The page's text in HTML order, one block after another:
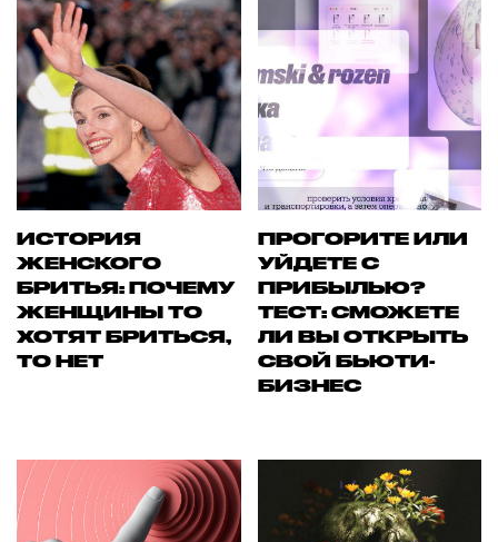
ИСТОРИЯ
ЖЕНСКОГО
БРИТЬЯ: ПОЧЕМУ
ЖЕНЩИНЫ ТО
ХОТЯТ БРИТЬСЯ,
ТО НЕТ
ПРОГОРИТЕ ИЛИ
УЙДЕТЕ С
ПРИБЫЛЬЮ?
ТЕСТ: СМОЖЕТЕ
ЛИ ВЫ ОТКРЫТЬ
СВОЙ БЬЮТИ-
БИЗНЕС